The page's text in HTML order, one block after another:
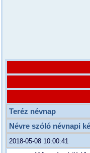
Teréz névnap
Névre szóló névnapi
2018-05-08 10:00:41